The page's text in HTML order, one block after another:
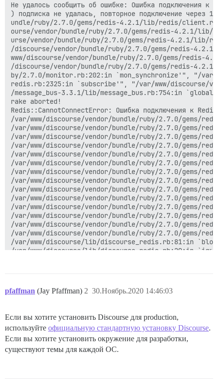
Не удалось сообщить об ошибке: Ошибка
) подписка не удалась, повторное подключение
undle/ruby/2.7.0/gems/redis-4.2.1/lib/redis/
ourse/vendor/bundle/ruby/2.7.0/gems/redis-4.2.1/
urse/vendor/bundle/ruby/2.7.0/gems/redis-4.2.1/
/discourse/vendor/bundle/ruby/2.7.0/gems/redis-
www/discourse/vendor/bundle/ruby/2.7.0/gems/
/discourse/vendor/bundle/ruby/2.7.0/gems/redis-
by/2.7.0/monitor.rb:202:in `mon_synchronize'", "/
redis.rb:2325:in `subscribe'", "/var/www/discourse/
/message_bus-3.3.1/lib/message_bus.rb:754:in
rake aborted!
Redis::CannotConnectError: Ошибка подключения к
/var/www/discourse/vendor/bundle/ruby/2.7.0/
/var/www/discourse/vendor/bundle/ruby/2.7.0/
/var/www/discourse/vendor/bundle/ruby/2.7.0/
/var/www/discourse/vendor/bundle/ruby/2.7.0/
/var/www/discourse/vendor/bundle/ruby/2.7.0/
/var/www/discourse/vendor/bundle/ruby/2.7.0/
/var/www/discourse/vendor/bundle/ruby/2.7.0/
/var/www/discourse/vendor/bundle/ruby/2.7.0/
/var/www/discourse/vendor/bundle/ruby/2.7.0/
/var/www/discourse/vendor/bundle/ruby/2.7.0/
/var/www/discourse/vendor/bundle/ruby/2.7.0/
/var/www/discourse/vendor/bundle/ruby/2.7.0/
/var/www/discourse/vendor/bundle/ruby/2.7.0/
/var/www/discourse/vendor/bundle/ruby/2.7.0/
/var/www/discourse/lib/discourse_redis.rb:81:in
/var/www/discourse/lib/discourse_redis.rb:29:in
pfaffman (Jay Pfaffman) 30.Ноябрь.2020 14:46:03
2
Если вы хотите установить Discourse для production,
используйте официальную стандартную установку Discourse.
Если вы хотите установить окружение для разработки,
существуют темы для каждой ОС.